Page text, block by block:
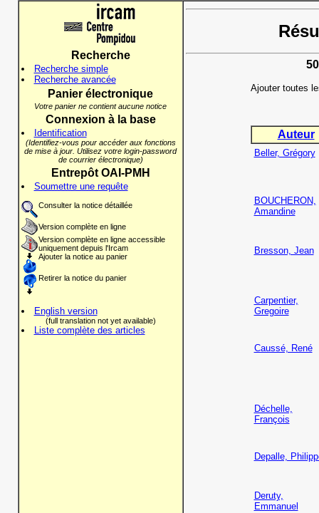
Recherche
Recherche simple
Recherche avancée
Panier électronique
Votre panier ne contient aucune notice
Connexion à la base
Identification
(Identifiez-vous pour accéder aux fonctions
de mise à jour. Utilisez votre login-password
de courrier électronique)
Entrepôt OAI-PMH
Soumettre une requête
Consulter la notice détaillée
Version complète en ligne
Version complète en ligne accessible
uniquement depuis l'Ircam
Ajouter la notice au panier
Retirer la notice du panier
English version
(full translation not yet available)
Liste complète des articles
Ajouter toutes
Auteur
Beller, Grégory
BOUCHERON,
Amandine
Bresson, Jean
Carpentier,
Gregoire
Caussé, René
Déchelle,
François
Depalle,
Deruty,
Emmanuel